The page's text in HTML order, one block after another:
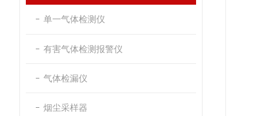
单一气体检测仪
有害气体检测报警仪
气体检漏仪
烟尘采样器